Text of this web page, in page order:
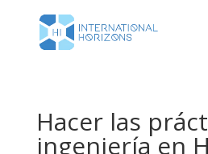
Hacer las
ingeniería en